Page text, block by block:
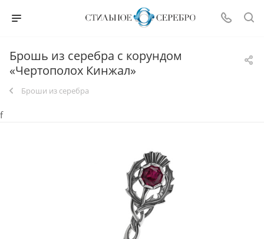
Брошь из серебра с корундом
«Чертополох Кинжал»
Броши из серебра
f